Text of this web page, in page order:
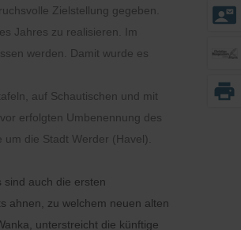
Zielstellung gegeben.
Jahres zu realisieren. Im
werden. Damit wurde es
auf Schautischen und mit
erfolgten Umbenennung des
die Stadt Werder (Havel).
sind auch die ersten
ahnen, zu welchem neuen alten
unterstreicht die künftige
contact_mail
print